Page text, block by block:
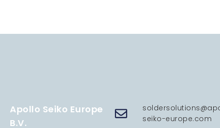
Apollo Seiko Europe
B.V.
seiko-europe.com